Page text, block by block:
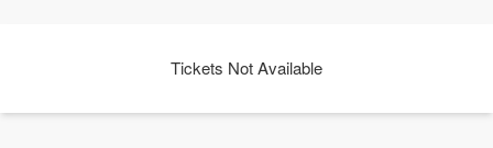
Tickets Not Available